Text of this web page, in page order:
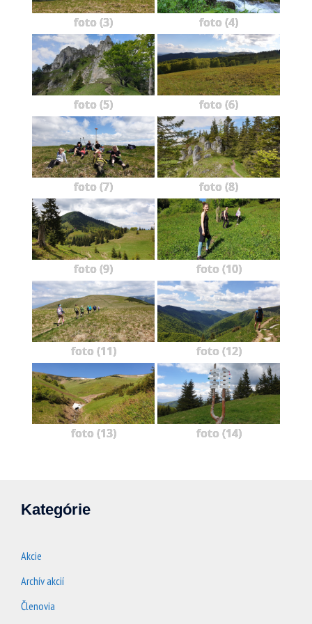
foto (3) foto (4)
foto (5) foto (6)
foto (7) foto (8)
foto (9) foto (10)
foto (11) foto (12)
foto (13) foto (14)
Kategórie
Akcie
Archív akcií
Členovia